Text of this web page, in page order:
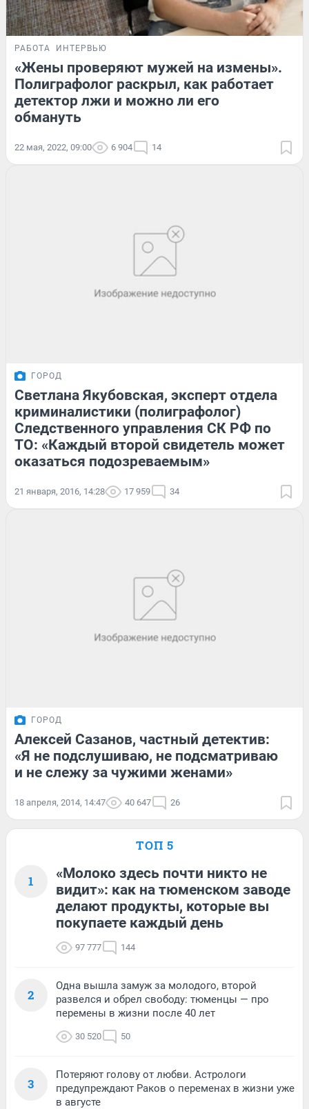
РАБОТА ИНТЕРВЬЮ
«Жены проверяют мужей на измены».
Полиграфолог раскрыл, как работает
детектор лжи и можно ли его
обмануть
22 мая, 2022, 09:00 6 904 14
ГОРОД
Светлана Якубовская, эксперт отдела
криминалистики (полиграфолог)
Следственного управления СК РФ по
ТО: «Каждый второй свидетель может
оказаться подозреваемым»
21 января, 2016, 14:28 17 959 34
ГОРОД
Алексей Сазанов, частный детектив:
«Я не подслушиваю, не подсматриваю
и не слежу за чужими женами»
18 апреля, 2014, 14:47 40 647 26
ТОП 5
1
«Молоко здесь почти никто не
видит»: как на тюменском заводе
делают продукты, которые вы
покупаете каждый день
97 777 144
2
Одна вышла замуж за молодого, второй
развелся и обрел свободу: тюменцы — про
перемены в жизни после 40 лет
30 520 50
3
Потеряют голову от любви. Астрологи
предупреждают Раков о переменах в жизни уже
в августе